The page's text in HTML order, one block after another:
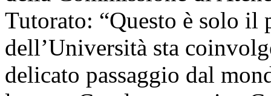
Tutorato: “Questo è solo
dell’Università sta
delicato passaggio dal